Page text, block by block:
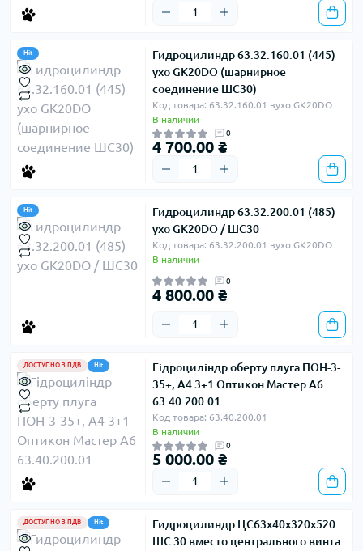
Hit
Гидроцилиндр 63.32.160.01 (445)
ухо GK20DO (шарнирное
соединение ШС30)
Код товара: 63.32.160.01 вухо GK20DO
В наличии
0
4 700.00 ₴
Hit
Гидроцилиндр 63.32.200.01 (485)
ухо GK20DO / ШС30
Код товара: 63.32.200.01 вухо GK20DO
В наличии
0
4 800.00 ₴
ДОСТУПНО З ПДВ Hit
Гідроциліндр оберту плуга ПОН-3-
35+, А4 3+1 Оптикон Мастер А6
63.40.200.01
Код товара: 63.40.200.01
В наличии
0
5 000.00 ₴
ДОСТУПНО З ПДВ Hit
Гидроцилиндр ЦС63х40х320х520
ШС 30 вместо центрального винта